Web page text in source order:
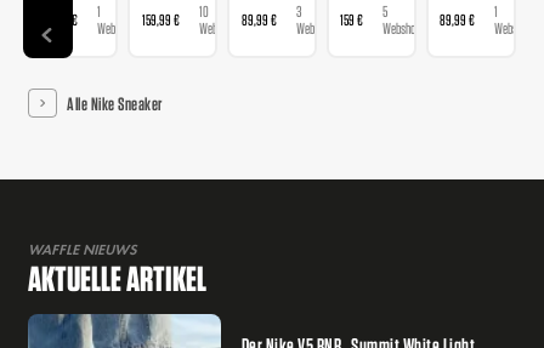
89,99 €
1
Webshop
159,99 €
10
Webshops 89,99 €
3
Webshops
159 €
5
Webshops
89,99 €
1
Webshop
Alle Nike Sneaker
WAFFLE NIEUWS
AKTUELLE ARTIKEL